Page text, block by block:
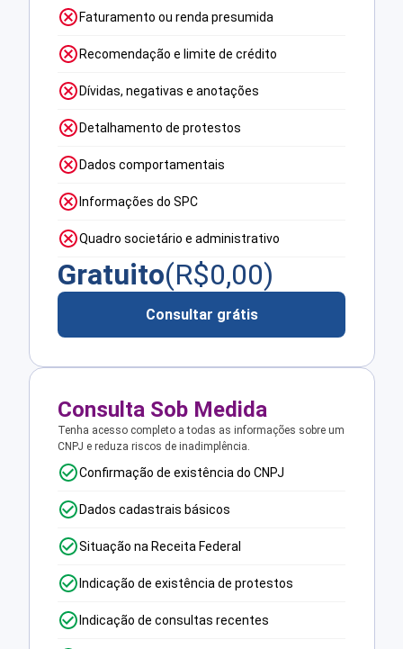
Faturamento ou renda presumida
Recomendação e limite de crédito
Dívidas, negativas e anotações
Detalhamento de protestos
Dados comportamentais
Informações do SPC
Quadro societário e administrativo
Gratuito(R$0,00)
Consultar grátis
Consulta Sob Medida
Tenha acesso completo a todas as informações sobre um
CNPJ e reduza riscos de inadimplência.
Confirmação de existência do CNPJ
Dados cadastrais básicos
Situação na Receita Federal
Indicação de existência de protestos
Indicação de consultas recentes